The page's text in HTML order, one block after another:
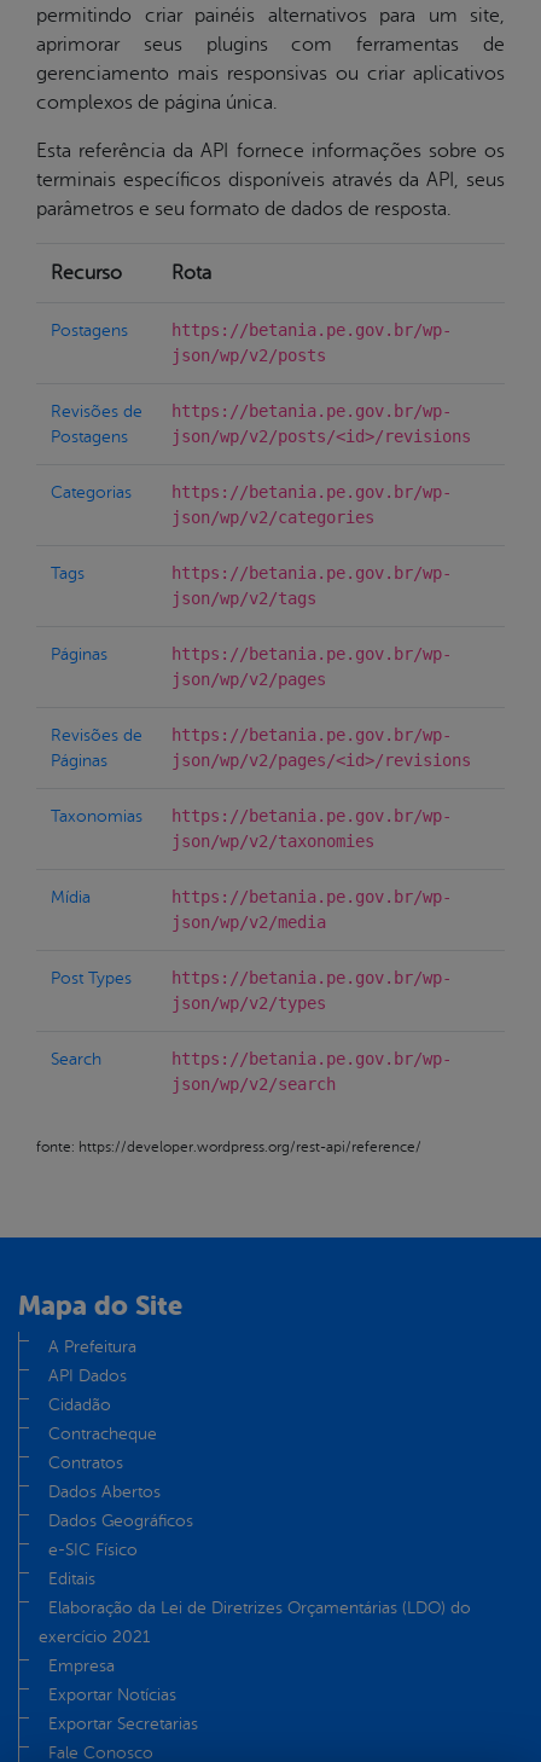
permitindo criar painéis alternativos para um site,
aprimorar seus plugins com ferramentas de
gerenciamento mais responsivas ou criar aplicativos
complexos de página única.
Esta referência da API fornece informações sobre os
terminais específicos disponíveis através da API, seus
parâmetros e seu formato de dados de resposta.
Recurso Rota
Postagens
https://betania.pe.gov.br/wp-
json/wp/v2/posts
Revisões de
Postagens
https://betania.pe.gov.br/wp-
json/wp/v2/posts/<id>/revisions
Categorias
https://betania.pe.gov.br/wp-
json/wp/v2/categories
Tags
https://betania.pe.gov.br/wp-
json/wp/v2/tags
Páginas
https://betania.pe.gov.br/wp-
json/wp/v2/pages
Revisões de
Páginas
https://betania.pe.gov.br/wp-
json/wp/v2/pages/<id>/revisions
Taxonomias
https://betania.pe.gov.br/wp-
json/wp/v2/taxonomies
Mídia
https://betania.pe.gov.br/wp-
json/wp/v2/media
Post Types
https://betania.pe.gov.br/wp-
json/wp/v2/types
Search
https://betania.pe.gov.br/wp-
json/wp/v2/search
fonte: https://developer.wordpress.org/rest-api/reference/
Mapa do Site
A Prefeitura
API Dados
Cidadão
Contracheque
Contratos
Dados Abertos
Dados Geográficos
e-SIC Físico
Editais
Elaboração da Lei de Diretrizes Orçamentárias (LDO) do
exercício 2021
Empresa
Exportar Notícias
Exportar Secretarias
Fale Conosco